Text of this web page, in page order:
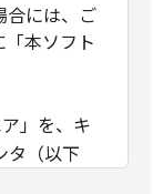
合には、ご
本ソフト
」を、キ
タ（以下